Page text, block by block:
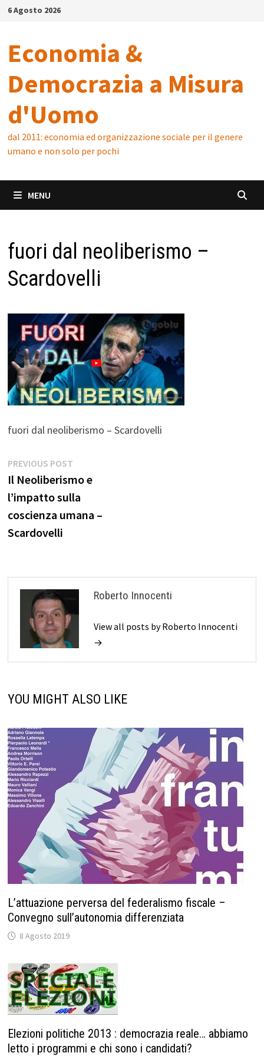
Skip6 Agosto 2026
Economia &
Democrazia a Misura
d'Uomo
dal 2011: economia ed organizzazione sociale per il genere
umano e non solo per pochi
MENU
fuori dal neoliberismo –
Scardovelli
fuori dal neoliberismo – Scardovelli
Navigazione
articoli
PREVIOUS POSTPrevious
post:
Il Neoliberismo e
l’impatto sulla
coscienza umana –
Scardovelli
Roberto Innocenti
View all posts by Roberto Innocenti
→
YOU MIGHT ALSO LIKE
L’attuazione perversa del federalismo fiscale –
Convegno sull’autonomia differenziata
8 Agosto 2019
Elezioni politiche 2013 : democrazia reale… abbiamo
letto i programmi e chi sono i candidati?